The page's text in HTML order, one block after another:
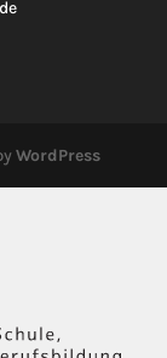
WordPress